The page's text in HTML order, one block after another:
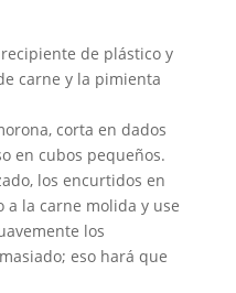
de plástico y
carne y la pimienta
corta en dados
en cubos pequeños.
los encurtidos en
a la carne molida y use
los
eso hará que